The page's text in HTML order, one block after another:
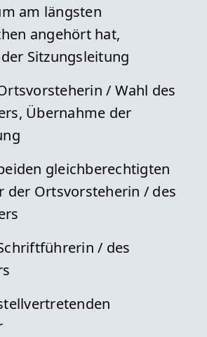
am längsten
angehört hat,
Sitzungsleitung
/ Wahl des
Übernahme der
gleichberechtigten
der Ortsvorsteherin / des
/ des